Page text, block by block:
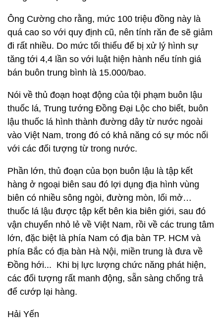
Ông Cường cho rằng, mức 100 triệu đồng này là
quá cao so với quy định cũ, nên tính răn đe sẽ giảm
đi rất nhiều. Do mức tối thiểu để bị xử lý hình sự
tăng tới 4,4 lần so với luật hiện hành nếu tính giá
bán buôn trung bình là 15.000/bao.
Nói về thủ đoạn hoạt động của tội phạm buôn lậu
thuốc lá, Trung tướng Đồng Đại Lộc cho biết, buôn
lậu thuốc lá hình thành đường dây từ nước ngoài
vào Việt Nam, trong đó có khả năng có sự móc nối
với các đối tượng từ trong nước.
Phần lớn, thủ đoạn của bọn buôn lậu là tập kết
hàng ở ngoại biên sau đó lợi dụng địa hình vùng
biên có nhiều sông ngòi, đường mòn, lối mở…
thuốc lá lậu được tập kết bên kia biên giới, sau đó
vận chuyển nhỏ lẻ về Việt Nam, rồi về các trung tâm
lớn, đặc biệt là phía Nam có địa bàn TP. HCM và
phía Bắc có địa bàn Hà Nội, miền trung là đưa về
Đồng hới... Khi bị lực lượng chức năng phát hiện,
các đối tượng rất manh động, sẵn sàng chống trả
để cướp lại hàng.
Hải Yến